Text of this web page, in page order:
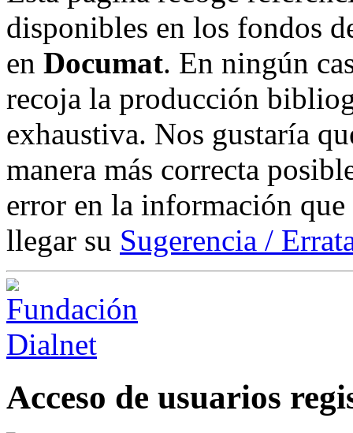
disponibles en los fondos
en Documat. En ningún
recoja la producción
exhaustiva. Nos gustaría
manera más correcta
error en la información
llegar su Sugerencia /
Acceso de usuarios